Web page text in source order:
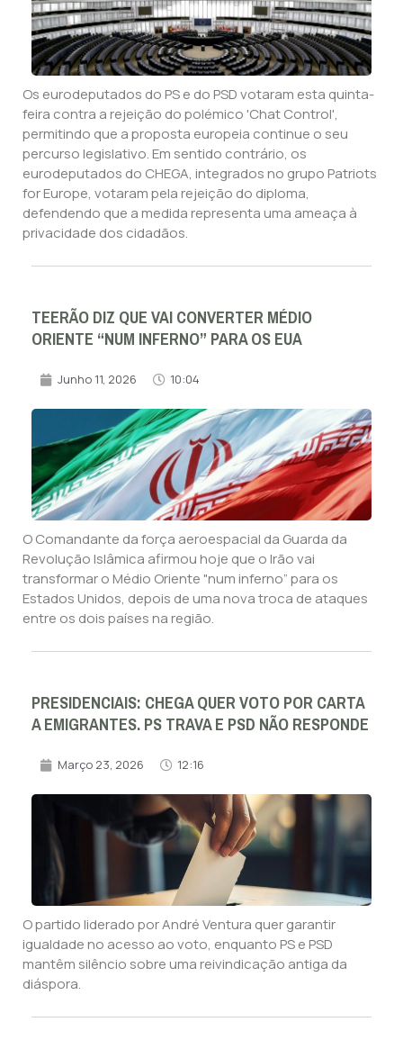
Os eurodeputados do PS e do PSD votaram esta quinta-
feira contra a rejeição do polémico 'Chat Control',
permitindo que a proposta europeia continue o seu
percurso legislativo. Em sentido contrário, os
eurodeputados do CHEGA, integrados no grupo Patriots
for Europe, votaram pela rejeição do diploma,
defendendo que a medida representa uma ameaça à
privacidade dos cidadãos.
TEERÃO DIZ QUE VAI CONVERTER MÉDIO
ORIENTE “NUM INFERNO” PARA OS EUA
Junho 11, 2026 10:04
O Comandante da força aeroespacial da Guarda da
Revolução Islâmica afirmou hoje que o Irão vai
transformar o Médio Oriente "num inferno” para os
Estados Unidos, depois de uma nova troca de ataques
entre os dois países na região.
PRESIDENCIAIS: CHEGA QUER VOTO POR CARTA
A EMIGRANTES. PS TRAVA E PSD NÃO RESPONDE
Março 23, 2026 12:16
O partido liderado por André Ventura quer garantir
igualdade no acesso ao voto, enquanto PS e PSD
mantêm silêncio sobre uma reivindicação antiga da
diáspora.